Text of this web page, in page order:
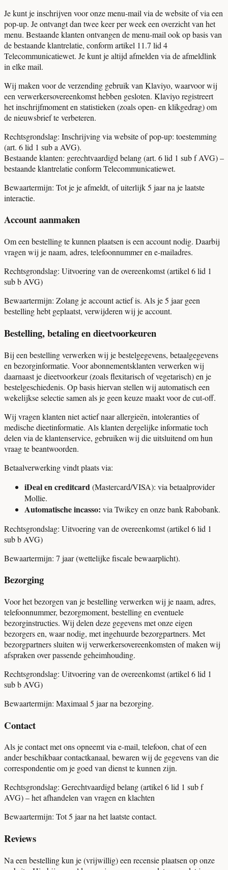
Je kunt je inschrijven voor onze menu-mail via de website of via een
pop-up. Je ontvangt dan twee keer per week een overzicht van het
menu. Bestaande klanten ontvangen de menu-mail ook op basis van
de bestaande klantrelatie, conform artikel 11.7 lid 4
Telecommunicatiewet. Je kunt je altijd afmelden via de afmeldlink
in elke mail.
Wij maken voor de verzending gebruik van Klaviyo, waarvoor wij
een verwerkersovereenkomst hebben gesloten. Klaviyo registreert
het inschrijfmoment en statistieken (zoals open- en klikgedrag) om
de nieuwsbrief te verbeteren.
Rechtsgrondslag: Inschrijving via website of pop-up: toestemming
(art. 6 lid 1 sub a AVG).
Bestaande klanten: gerechtvaardigd belang (art. 6 lid 1 sub f AVG) –
bestaande klantrelatie conform Telecommunicatiewet.
Bewaartermijn: Tot je je afmeldt, of uiterlijk 5 jaar na je laatste
interactie.
Account aanmaken
Om een bestelling te kunnen plaatsen is een account nodig. Daarbij
vragen wij je naam, adres, telefoonnummer en e-mailadres.
Rechtsgrondslag: Uitvoering van de overeenkomst (artikel 6 lid 1
sub b AVG)
Bewaartermijn: Zolang je account actief is. Als je 5 jaar geen
bestelling hebt geplaatst, verwijderen wij je account.
Bestelling, betaling en dieetvoorkeuren
Bij een bestelling verwerken wij je bestelgegevens, betaalgegevens
en bezorginformatie. Voor abonnementsklanten verwerken wij
daarnaast je dieetvoorkeur (zoals flexitarisch of vegetarisch) en je
bestelgeschiedenis. Op basis hiervan stellen wij automatisch een
wekelijkse selectie samen als je geen keuze maakt voor de cut-off.
Wij vragen klanten niet actief naar allergieën, intoleranties of
medische dieetinformatie. Als klanten dergelijke informatie toch
delen via de klantenservice, gebruiken wij die uitsluitend om hun
vraag te beantwoorden.
Betaalverwerking vindt plaats via:
iDeal en creditcard (Mastercard/VISA): via betaalprovider
Mollie.
Automatische incasso: via Twikey en onze bank Rabobank.
Rechtsgrondslag: Uitvoering van de overeenkomst (artikel 6 lid 1
sub b AVG)
Bewaartermijn: 7 jaar (wettelijke fiscale bewaarplicht).
Bezorging
Voor het bezorgen van je bestelling verwerken wij je naam, adres,
telefoonnummer, bezorgmoment, bestelling en eventuele
bezorginstructies. Wij delen deze gegevens met onze eigen
bezorgers en, waar nodig, met ingehuurde bezorgpartners. Met
bezorgpartners sluiten wij verwerkersovereenkomsten of maken wij
afspraken over passende geheimhouding.
Rechtsgrondslag: Uitvoering van de overeenkomst (artikel 6 lid 1
sub b AVG)
Bewaartermijn: Maximaal 5 jaar na bezorging.
Contact
Als je contact met ons opneemt via e-mail, telefoon, chat of een
ander beschikbaar contactkanaal, bewaren wij de gegevens van die
correspondentie om je goed van dienst te kunnen zijn.
Rechtsgrondslag: Gerechtvaardigd belang (artikel 6 lid 1 sub f
AVG) – het afhandelen van vragen en klachten
Bewaartermijn: Tot 5 jaar na het laatste contact.
Reviews
Na een bestelling kun je (vrijwillig) een recensie plaatsen op onze